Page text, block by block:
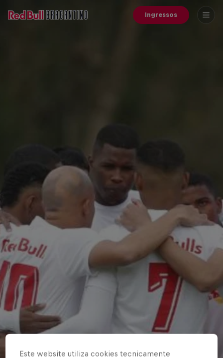
Ingressos
Este website utiliza cookies tecnicamente